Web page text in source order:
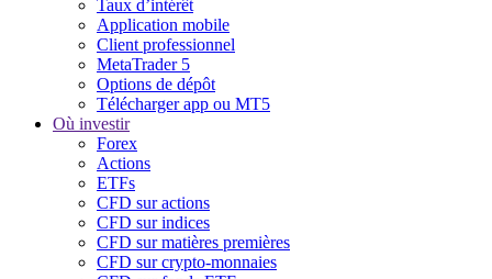
Taux d’intérêt
Application mobile
Client professionnel
MetaTrader 5
Options de dépôt
Télécharger app ou MT5
Où investir
Forex
Actions
ETFs
CFD sur actions
CFD sur indices
CFD sur matières premières
CFD sur crypto-monnaies